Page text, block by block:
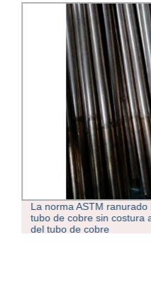
La norma ASTM ranurado
tubo de cobre sin costura
del tubo de cobre